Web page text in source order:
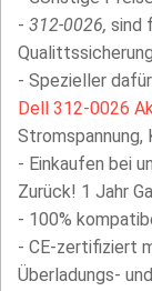
- 312-0026, sind
- Spezieller
Dell 312-0026
Stromspannung,
- Einkaufen bei
Zurück! 1 Jahr
- 100%
- CE-zertifiziert
Überladungs-